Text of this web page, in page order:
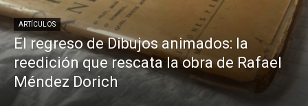
ARTÍCULOS
El regreso de Dibujos animados: la
reedición que rescata la obra de Rafael
Méndez Dorich